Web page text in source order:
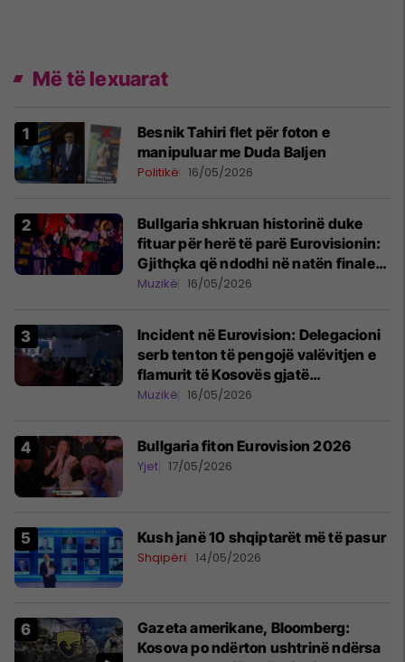
Më të lexuarat
Besnik Tahiri flet për foton e
manipuluar me Duda Baljen
Politikë 16/05/2026
Bullgaria shkruan historinë duke
fituar për herë të parë Eurovisionin:
Gjithçka që ndodhi në natën finale
të edicionit të 70-të të festivalit
Muzikë 16/05/2026
Incident në Eurovision: Delegacioni
serb tenton të pengojë valëvitjen e
flamurit të Kosovës gjatë
performancës së Shqipërisë
Muzikë 16/05/2026
Bullgaria fiton Eurovision 2026
Yjet 17/05/2026
Kush janë 10 shqiptarët më të pasur
Shqipëri 14/05/2026
Gazeta amerikane, Bloomberg:
Kosova po ndërton ushtrinë ndërsa